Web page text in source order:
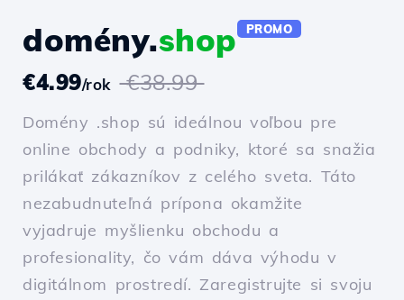
domény.shop PROMO
€4.99/rok €38.99
Domény .shop sú ideálnou voľbou pre
online obchody a podniky, ktoré sa snažia
prilákať zákazníkov z celého sveta. Táto
nezabudnuteľná prípona okamžite
vyjadruje myšlienku obchodu a
profesionality, čo vám dáva výhodu v
digitálnom prostredí. Zaregistrujte si svoju